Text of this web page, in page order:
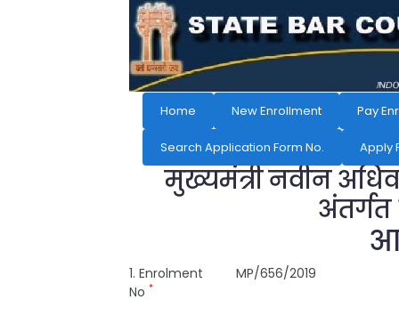
Home New Enrollment Pay
Search Application Form No. Apply
मुख्यमंत्री नवीन
अंतर्गत
1. Enrolment
No *
MP/656/2019